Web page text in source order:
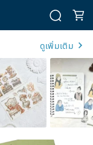
ดูเพิ่มเติม